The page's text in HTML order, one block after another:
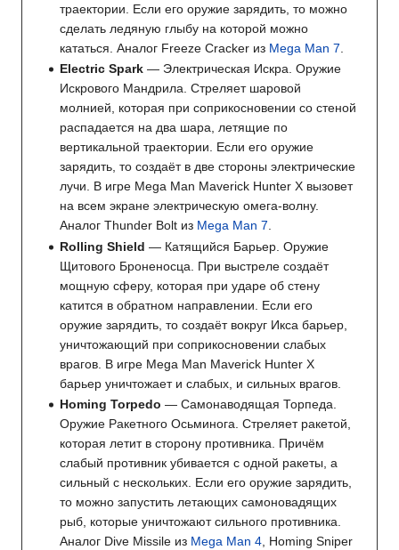
траектории. Если его оружие зарядить, то можно
сделать ледяную глыбу на которой можно
кататься. Аналог Freeze Cracker из Mega Man 7
Electric Spark — Электрическая Искра. Оружие
Искрового Мандрила. Стреляет шаровой
молнией, которая при соприкосновении со стеной
распадается на два шара, летящие по
вертикальной траектории. Если его оружие
зарядить, то создаёт в две стороны электрические
лучи. В игре Mega Man Maverick Hunter X вызовет
на всем экране электрическую омега-волну.
Аналог Thunder Bolt из Mega Man 7.
Rolling Shield — Катящийся Барьер. Оружие
Щитового Броненосца. При выстреле создаёт
мощную сферу, которая при ударе об стену
катится в обратном направлении. Если его
оружие зарядить, то создаёт вокруг Икса барьер,
уничтожающий при соприкосновении слабых
врагов. В игре Mega Man Maverick Hunter X
барьер уничтожает и слабых, и сильных врагов.
Homing Torpedo — Самонаводящая Торпеда.
Оружие Ракетного Осьминога. Стреляет ракетой,
которая летит в сторону противника. Причём
слабый противник убивается с одной ракеты, а
сильный с нескольких. Если его оружие зарядить,
то можно запустить летающих самоновадящих
рыб, которые уничтожают сильного противника.
Аналог Dive Missile из Mega Man 4 , Homing Sniper